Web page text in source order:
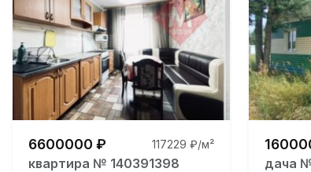
6600000 ₽ 117229 ₽/м²
квартира № 140391398 дача